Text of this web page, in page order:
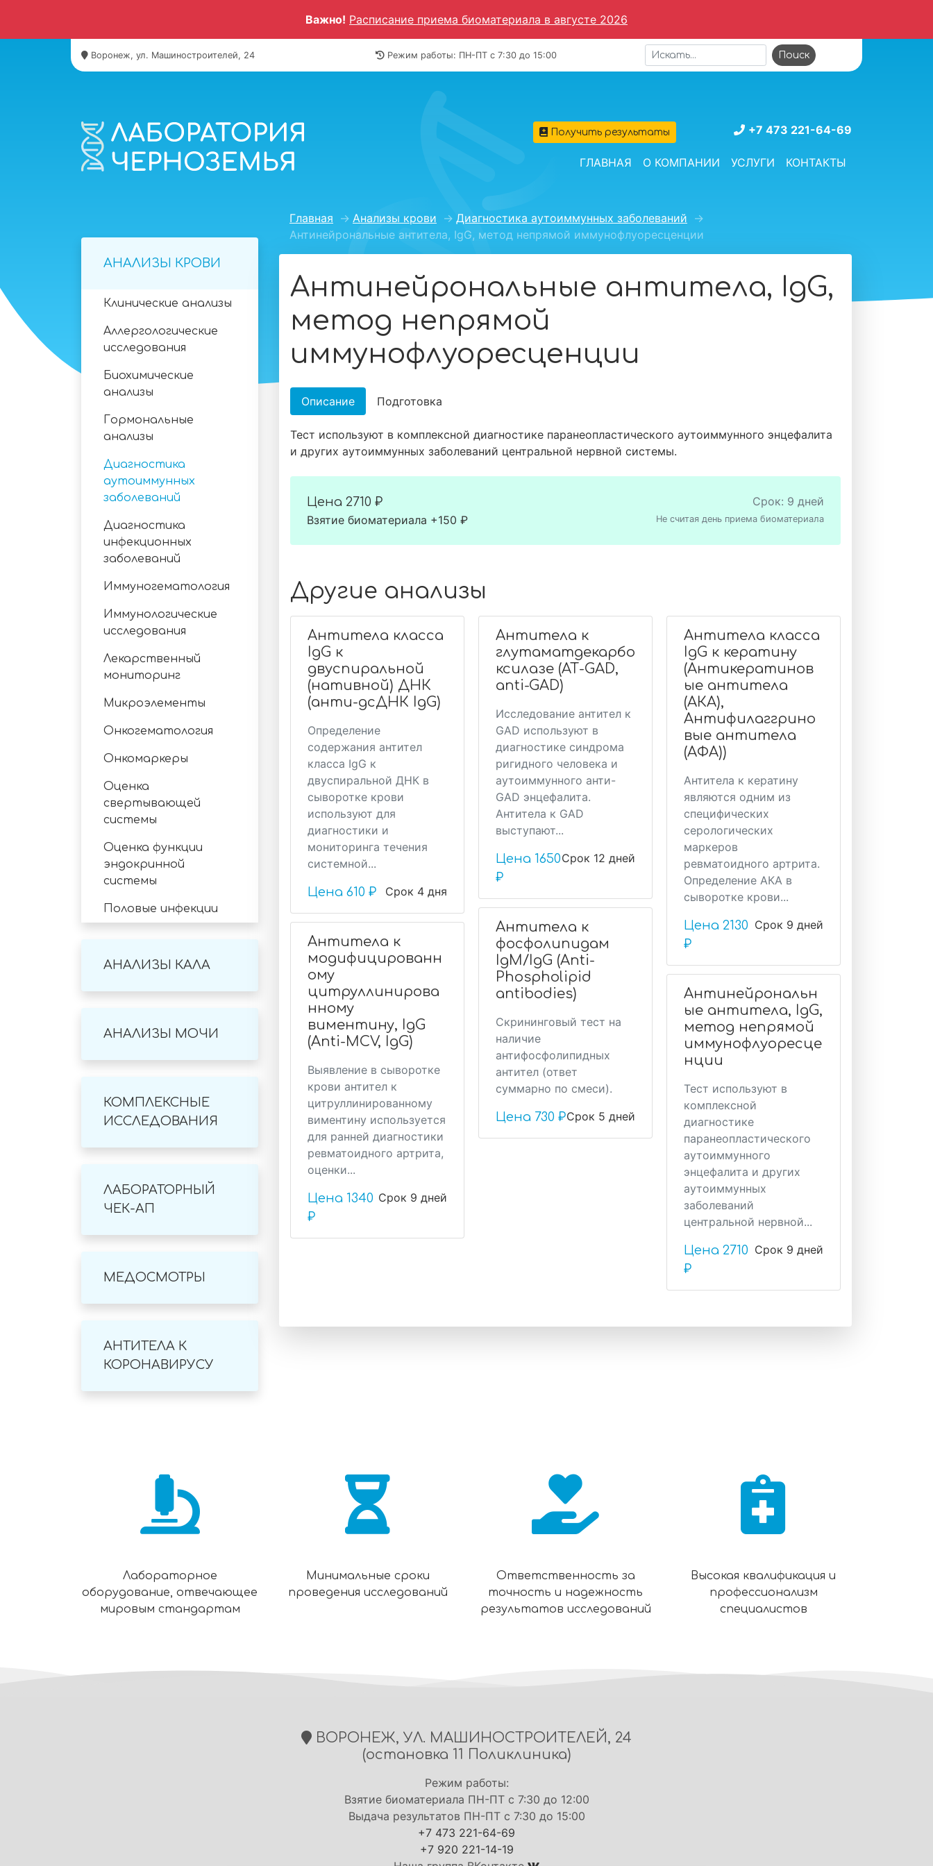
Важно! Расписание приема биоматериала в августе 2026
Воронеж, ул. Машиностроителей, 24 Режим работы: ПН-ПТ c 7:30 до 15:00
Получить результаты +7 473 221-64-69
ГЛАВНАЯ О КОМПАНИИ УСЛУГИ КОНТАКТЫ
АНАЛИЗЫ КРОВИ
Клинические анализы
Аллергологические
исследования
Биохимические
анализы
Гормональные
анализы
Диагностика
аутоиммунных
заболеваний
Диагностика
инфекционных
заболеваний
Иммуногематология
Иммунологические
исследования
Лекарственный
мониторинг
Микроэлементы
Онкогематология
Онкомаркеры
Оценка
свертывающей
системы
Оценка функции
эндокринной
системы
Половые инфекции
АНАЛИЗЫ КАЛА
АНАЛИЗЫ МОЧИ
КОМПЛЕКСНЫЕ
ИССЛЕДОВАНИЯ
ЛАБОРАТОРНЫЙ
ЧЕК-АП
МЕДОСМОТРЫ
АНТИТЕЛА К
КОРОНАВИРУСУ
Главная → Анализы крови → Диагностика аутоиммунных заболеваний →
Антинейрональные антитела, IgG, метод непрямой иммунофлуоресценции
Антинейрональные антитела, IgG,
метод непрямой
иммунофлуоресценции
Описание Подготовка
Тест используют в комплексной диагностике паранеопластического аутоиммунного энцефалита
и других аутоиммунных заболеваний центральной нервной системы.
Цена 2710 ₽
Взятие биоматериала +150 ₽
Срок: 9 дней
Не считая день приема биоматериала
Другие анализы
Антитела класса
IgG к
двуспиральной
(нативной) ДНК
(анти-дсДНК IgG)
Определение
содержания антител
класса IgG к
двуспиральной ДНК в
сыворотке крови
используют для
диагностики и
мониторинга течения
системной...
Срок 4 дня
Цена 610 ₽
Антитела к
модифицированн
ому
цитруллинирова
нному
виментину, IgG
(Anti-MCV, IgG)
Выявление в сыворотке
крови антител к
цитруллинированному
виментину используется
для ранней диагностики
ревматоидного артрита,
оценки...
Срок 9 дней
Цена 1340
₽
Антитела к
глутаматдекарбо
ксилазе (АТ-GAD,
anti-GAD)
Исследование антител к
GAD используют в
диагностике синдрома
ригидного человека и
аутоиммунного анти-
GAD энцефалита.
Антитела к GAD
выступают...
Срок 12 дней
Цена 1650
₽
Антитела к
фосфолипидам
IgM/IgG (Anti-
Phospholipid
antibodies)
Скрининговый тест на
наличие
антифосфолипидных
антител (ответ
суммарно по смеси).
Срок 5 дней
Цена 730 ₽
Антитела класса
IgG к кератину
(Антикератинов
ые антитела
(АКА),
Антифилаггрино
вые антитела
(АФА))
Антитела к кератину
являются одним из
специфических
серологических
маркеров
ревматоидного артрита.
Определение АКА в
сыворотке крови...
Срок 9 дней
Цена 2130
₽
Антинейрональн
ые антитела, IgG,
метод непрямой
иммунофлуоресце
нции
Тест используют в
комплексной
диагностике
паранеопластического
аутоиммунного
энцефалита и других
аутоиммунных
заболеваний
центральной нервной...
Срок 9 дней
Цена 2710
₽
Лабораторное
оборудование, отвечающее
мировым стандартам
Минимальные сроки
проведения исследований
Ответственность за
точность и надежность
результатов исследований
Высокая квалификация и
профессионализм
специалистов
ВОРОНЕЖ, УЛ. МАШИНОСТРОИТЕЛЕЙ, 24
(остановка 11 Поликлиника)
Режим работы:
Взятие биоматериала ПН-ПТ с 7:30 до 12:00
Выдача результатов ПН-ПТ с 7:30 до 15:00
+7 473 221-64-69
+7 920 221-14-19